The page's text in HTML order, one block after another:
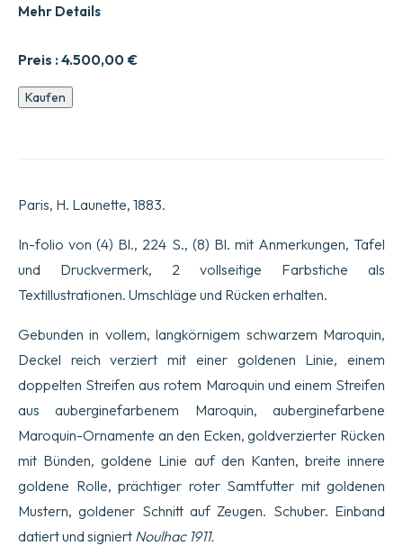
Preis :4.500,00 €
Mehr Details
Geschichte
der
und
tapfere
Illustriert
mit
Farbkompositionen
Eugène
Grasset.
Gravur
und
von
Charles
Einführung
und
Anmerkungen
von
Charles
Kaufen
Paris, H. Launette, 1883.
In-folio von (4) Bl., 224 S., (8) Bl. mit Anmerkungen, Tafel
und Druckvermerk, 2 vollseitige Farbstiche als
Textillustrationen. Umschläge und Rücken erhalten.
Gebunden in vollem, langkörnigem schwarzem Maroquin,
Deckel reich verziert mit einer goldenen Linie, einem
doppelten Streifen aus rotem Maroquin und einem Streifen
aus auberginefarbenem Maroquin, auberginefarbene
Maroquin-Ornamente an den Ecken, goldverzierter Rücken
mit Bünden, goldene Linie auf den Kanten, breite innere
goldene Rolle, prächtiger roter Samtfutter mit goldenen
Mustern, goldener Schnitt auf Zeugen. Schuber. Einband
datiert und signiert Noulhac 1911.